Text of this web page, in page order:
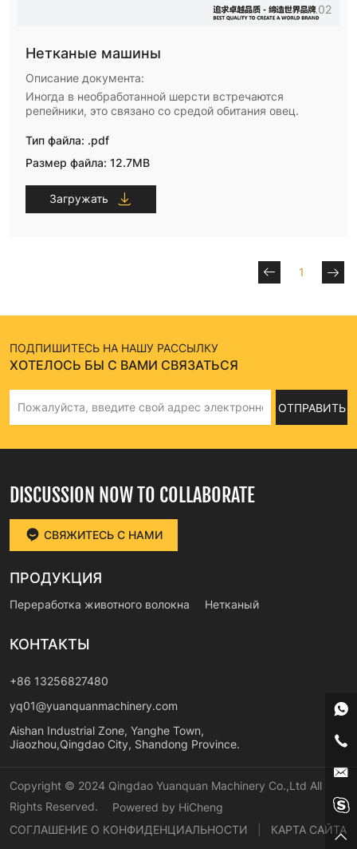
02
Нетканые машины
Описание документа:
Иногда в необработанной шерсти встречаются
репейники, это связано со средой обитания овец.
Тип файла: .pdf
Размер файла: 12.7MB
Загружать
1
ПОДПИШИТЕСЬ НА НАШУ РАССЫЛКУ
ХОТЕЛОСЬ БЫ С ВАМИ СВЯЗАТЬСЯ
ОТПРАВИТЬ
DISCUSSION NOW TO COLLABORATE
СВЯЖИТЕСЬ С НАМИ
ПРОДУКЦИЯ
Переработка животного волокна Нетканый
КОНТАКТЫ
+86 13256827480
yq01@yuanquanmachinery.com
Aishan Industrial Zone, Yanghe Town,
Jiaozhou,Qingdao City, Shandong Province.
Copyright © 2024 Qingdao Yuanquan Machinery Co.,Ltd All
Rights Reserved.
Powered by HiCheng
СОГЛАШЕНИЕ О КОНФИДЕНЦИАЛЬНОСТИ
КАРТА САЙТА